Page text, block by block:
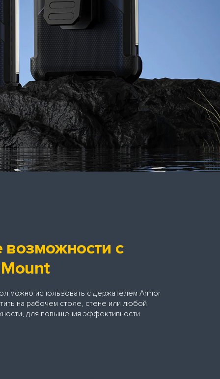
с
можно использовать с держателем Armor
на рабочем столе, стене или любой
для повышения эффективности